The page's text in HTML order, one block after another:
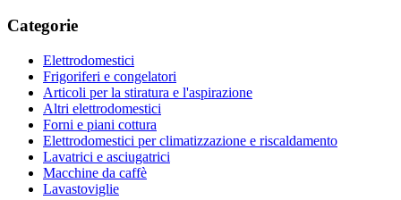
Categorie
Elettrodomestici
Frigoriferi e congelatori
Articoli per la stiratura e l'aspirazione
Altri elettrodomestici
Forni e piani cottura
Elettrodomestici per climatizzazione e riscaldamento
Lavatrici e asciugatrici
Macchine da caffè
Lavastoviglie